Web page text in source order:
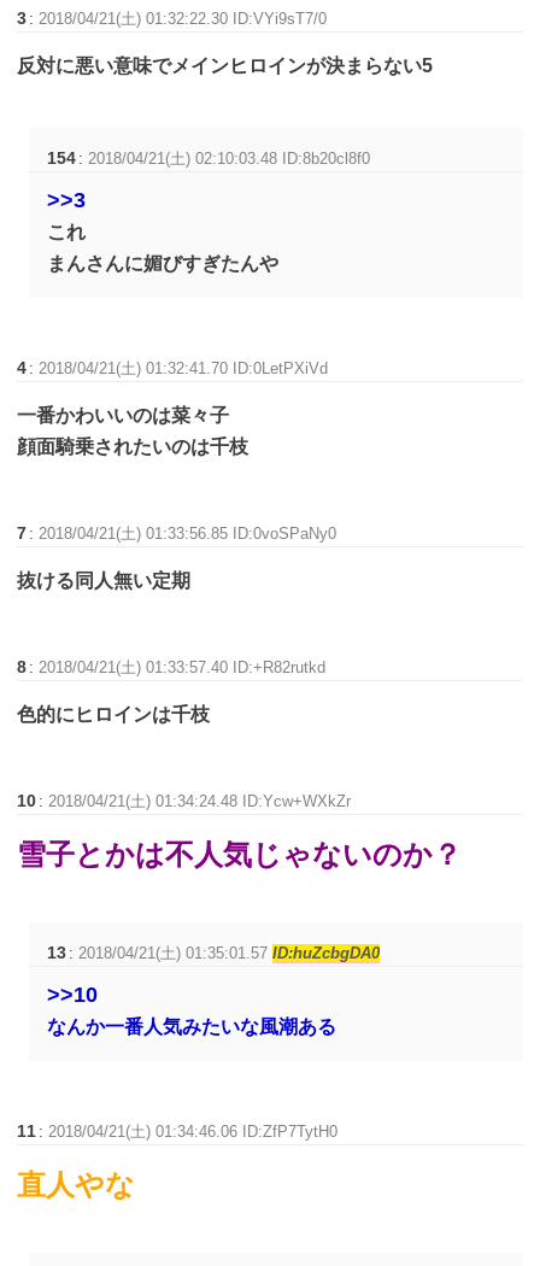
3 : 2018/04/21(土) 01:32:22.30 ID:VYi9sT7/0
反対に悪い意味でメインヒロインが決まらない5
154 : 2018/04/21(土) 02:10:03.48 ID:8b20cl8f0
>>3
これ
まんさんに媚びすぎたんや
4 : 2018/04/21(土) 01:32:41.70 ID:0LetPXiVd
一番かわいいのは菜々子
顔面騎乗されたいのは千枝
7 : 2018/04/21(土) 01:33:56.85 ID:0voSPaNy0
抜ける同人無い定期
8 : 2018/04/21(土) 01:33:57.40 ID:+R82rutkd
色的にヒロインは千枝
10 : 2018/04/21(土) 01:34:24.48 ID:Ycw+WXkZr
雪子とかは不人気じゃないのか？
13 : 2018/04/21(土) 01:35:01.57ID:huZcbgDA0
>>10
なんか一番人気みたいな風潮ある
11 :2018/04/21(土) 01:34:46.06 ID:ZfP7TytH0
直人やな